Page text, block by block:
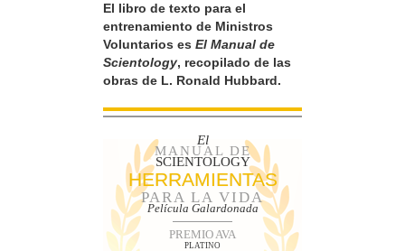
El libro de texto para el
entrenamiento de Ministros
Voluntarios es El Manual de
Scientology, recopilado de las
obras de L. Ronald Hubbard.
El
MANUAL DE
SCIENTOLOGY
HERRAMIENTAS
PARA LA VIDA
Película Galardonada
PREMIO AVA
PLATINO